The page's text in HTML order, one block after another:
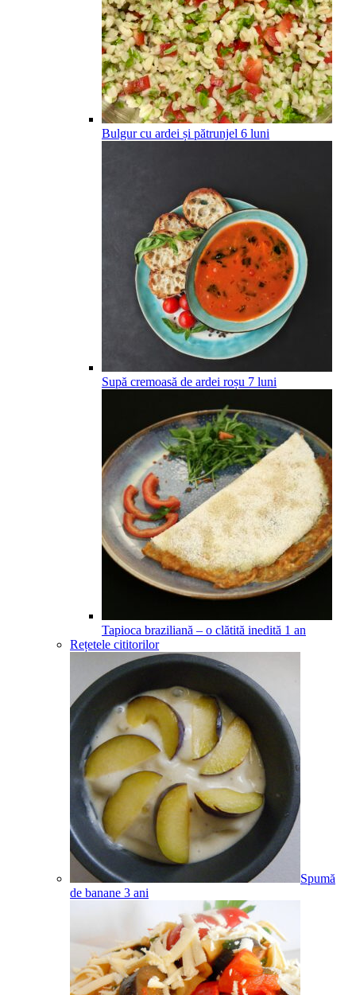
Bulgur cu ardei și pătrunjel 6 luni
Supă cremoasă de ardei roșu 7 luni
Tapioca braziliană – o clătită inedită 1 an
Rețetele cititorilor
Spumă
de banane 3 ani